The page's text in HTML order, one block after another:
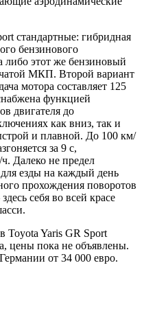
стандартные: гибридная
бензинового
либо этот же бензиновый
МКП. Второй вариант
мотора составляет 125
функцией
двигателя до
как вниз, так и
и плавной. До 100 км/
за 9 с,
Далеко не предел
езды на каждый день
прохождения поворотов
себя во всей красе
Toyota Yaris GR Sport
цены пока не объявлены.
от 34 000 евро.